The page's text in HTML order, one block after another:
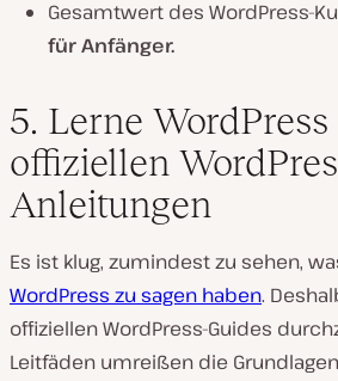
Gesamtwert des WordPress-
für Anfänger.
5. Lerne
offiziellen
Anleitungen
Es ist klug, zumindest zu sehen,
WordPress zu sagen haben.
offiziellen WordPress-Guides
Leitfäden umreißen die